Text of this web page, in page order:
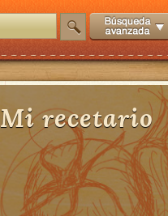
Mi recetario